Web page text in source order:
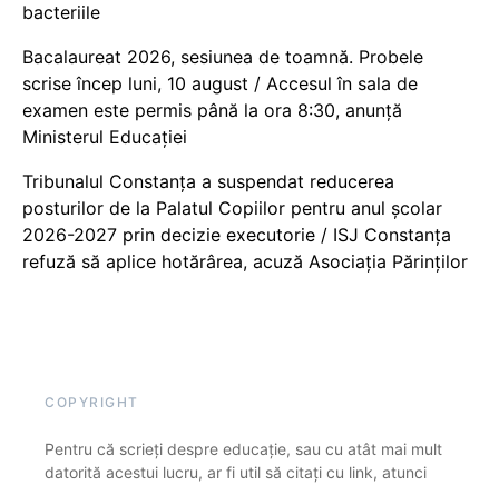
bacteriile
Bacalaureat 2026, sesiunea de toamnă. Probele
scrise încep luni, 10 august / Accesul în sala de
examen este permis până la ora 8:30, anunță
Ministerul Educației
Tribunalul Constanța a suspendat reducerea
posturilor de la Palatul Copiilor pentru anul școlar
2026-2027 prin decizie executorie / ISJ Constanța
refuză să aplice hotărârea, acuză Asociația Părinților
COPYRIGHT
Pentru că scrieți despre educație, sau cu atât mai mult
datorită acestui lucru, ar fi util să citați cu link, atunci